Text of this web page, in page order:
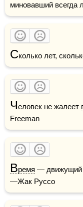
миновавший
Сколько лет,
Человек не жалеет
Freeman
Время — движущий
—Жак Руссо